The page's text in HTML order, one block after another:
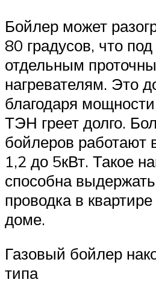
Бойлер может
80 градусов, что
отдельным
нагревателям. Это
благодаря
ТЭН греет долго.
бойлеров работают
1,2 до 5кВт. Такое
способна
проводка в
доме.
Газовый бойлер
типа